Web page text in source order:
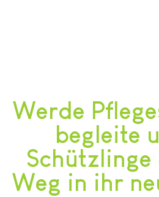
Werde
begleite
Weg in ihr